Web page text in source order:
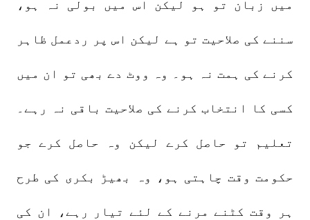
میں زبان تو ہو لیکن اس میں بولی نہ ہو،
سننے کی صلاحیت تو ہے لیکن اس پر ردعمل ظاہر
کرنے کی ہمت نہ ہو۔ وہ ووٹ دے بھی تو ان میں
کسی کا انتخاب کرنے کی صلاحیت باقی نہ رہے۔
تعلیم تو حاصل کرے لیکن وہ حاصل کرے جو
حکومت وقت چاہتی ہو، وہ بھیڑ بکری کی طرح
ہر وقت کٹنے مرنے کے لئے تیار رہے، ان کی